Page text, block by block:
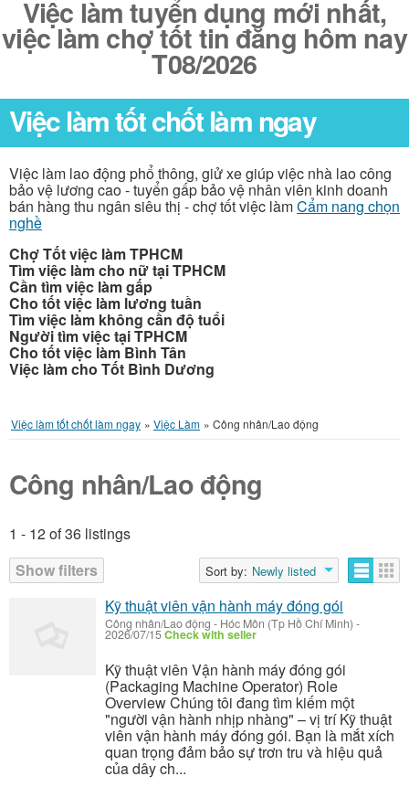
Việc làm tuyển dụng mới nhất,
việc làm chợ tốt tin đăng hôm nay
T08/2026
Việc làm tốt chốt làm ngay
Việc làm lao động phổ thông, giử xe giúp việc nhà lao công
bảo vệ lương cao - tuyển gấp bảo vệ nhân viên kinh doanh
bán hàng thu ngân siêu thị - chợ tốt việc làmCẩm nang chọn
nghề
Chợ Tốt việc làm TPHCM
Tìm việc làm cho nữ tại TPHCM
Cần tìm việc làm gấp
Cho tốt việc làm lương tuần
Tìm việc làm không cần độ tuổi
Người tìm việc tại TPHCM
Cho tốt việc làm Bình Tân
Việc làm cho Tốt Bình Dương
Việc làm tốt chốt làm ngay » Việc Làm » Công nhân/Lao động
Công nhân/Lao động
1 - 12 of 36 listings
Show filters
Sort by: Newly listed
Listings
Kỹ thuật viên vận hành máy đóng gói
Công nhân/Lao động - Hóc Môn (Tp Hồ Chí Minh) -
2026/07/15Check with seller
Kỹ thuật viên Vận hành máy đóng gói
(Packaging Machine Operator) Role
Overview Chúng tôi đang tìm kiếm một
"người vận hành nhịp nhàng" – vị trí Kỹ thuật
viên vận hành máy đóng gói. Bạn là mắt xích
quan trọng đảm bảo sự trơn tru và hiệu quả
của dây ch...